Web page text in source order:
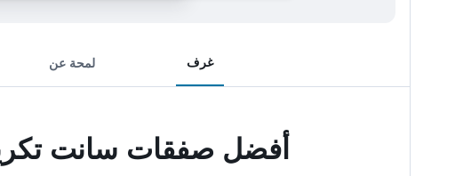
غرف لمحة عن
أفضل صفقات سانت